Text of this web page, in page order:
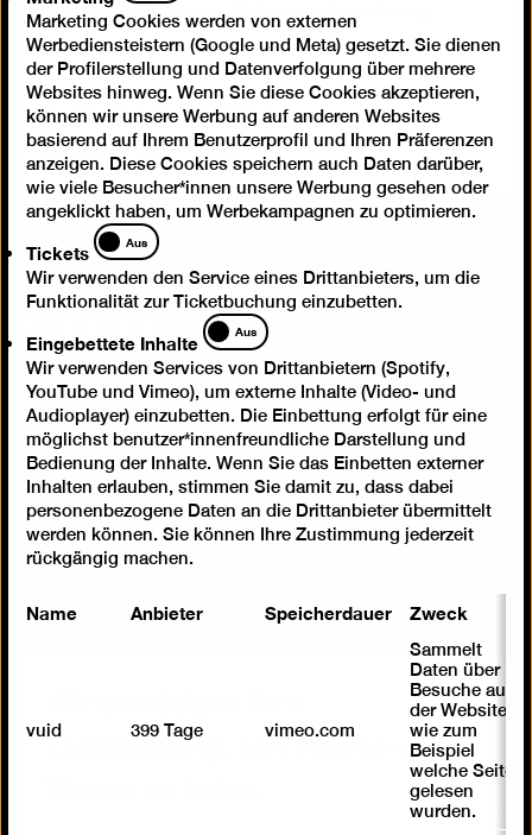
finden Sie in unserer
Datenschutzerklärung
Inhalt einmal anzeigen
Inhalte immer laden
NILREB
Die Kunstwerkstatt Kreuzberg stellt ihr Zuhause Berlin
auf den Kopf. Wie würde NILREB aussehen? Wie soll
die Stadt riechen und schmecken? Was soll die Stadt
uns schenken? Wofür brauchen wir mehr Platz in der
Stadt?
Produziert von: Kunstwerkstatt Kreuzberg der
Lebenshilfe Berlin e.V. und POISON GmbH mit
Saralisa Volm und Theresa Maria Forthaus
Zustimmung, um Videos von
Marketing Cookies werden von externen
Werbediensteistern (Google und Meta) gesetzt. Sie dienen
der Profilerstellung und Datenverfolgung über mehrere
Websites hinweg. Wenn Sie diese Cookies akzeptieren,
können wir unsere Werbung auf anderen Websites
basierend auf Ihrem Benutzerprofil und Ihren Präferenzen
anzeigen. Diese Cookies speichern auch Daten darüber,
wie viele Besucher*innen unsere Werbung gesehen oder
angeklickt haben, um Werbekampagnen zu optimieren.
Tickets
Tickets
Aus
Wir verwenden den Service eines Drittanbieters, um die
Funktionalität zur Ticketbuchung einzubetten.
Eingebettete Inhalte
Eingebettete
Inhalte
Aus
Wir verwenden Services von Drittanbietern (Spotify,
YouTube und Vimeo), um externe Inhalte (Video- und
Audioplayer) einzubetten. Die Einbettung erfolgt für eine
möglichst benutzer*innenfreundliche Darstellung und
Bedienung der Inhalte. Wenn Sie das Einbetten externer
Inhalten erlauben, stimmen Sie damit zu, dass dabei
personenbezogene Daten an die Drittanbieter übermittelt
werden können. Sie können Ihre Zustimmung jederzeit
rückgängig machen.
Name Anbieter Speicherdauer Zweck
vuid 399 Tage vimeo.com
Sammelt
Daten über
Besuche auf
der Website,
wie zum
Beispiel
welche Seiten
gelesen
wurden.